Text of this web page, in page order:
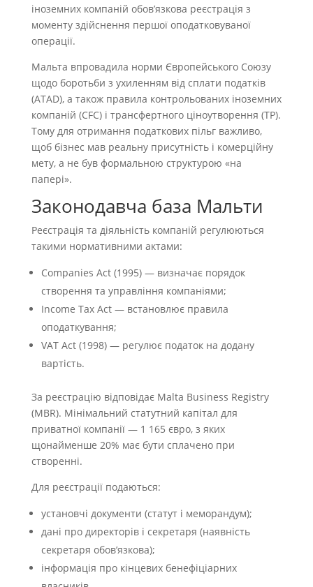
іноземних компаній обов’язкова реєстрація з
моменту здійснення першої оподатковуваної
операції.
Мальта впровадила норми Європейського Союзу
щодо боротьби з ухиленням від сплати податків
(ATAD), а також правила контрольованих іноземних
компаній (CFC) і трансфертного ціноутворення (TP).
Тому для отримання податкових пільг важливо,
щоб бізнес мав реальну присутність і комерційну
мету, а не був формальною структурою «на
папері».
Законодавча база Мальти
Реєстрація та діяльність компаній регулюються
такими нормативними актами:
Companies Act (1995) — визначає порядок
створення та управління компаніями;
Income Tax Act — встановлює правила
оподаткування;
VAT Act (1998) — регулює податок на додану
вартість.
За реєстрацію відповідає Malta Business Registry
(MBR). Мінімальний статутний капітал для
приватної компанії — 1 165 євро, з яких
щонайменше 20% має бути сплачено при
створенні.
Для реєстрації подаються:
установчі документи (статут і меморандум);
дані про директорів і секретаря (наявність
секретаря обов’язкова);
інформація про кінцевих бенефіціарних